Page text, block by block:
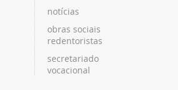
notícias
obras sociais
redentoristas
secretariado
vocacional